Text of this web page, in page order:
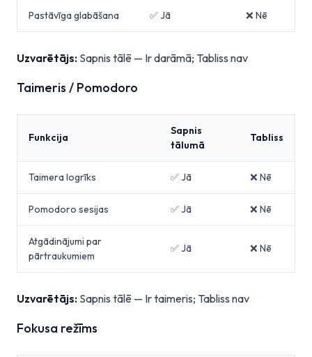
Pastāvīga glabāšana ✅ Jā ❌ Nē
Uzvarētājs: Sapnis tālē — Ir darāmā; Tabliss nav
Taimeris / Pomodoro
Funkcija
Sapnis
tālumā
Tabliss
Taimera logrīks ✅ Jā ❌ Nē
Pomodoro sesijas ✅ Jā ❌ Nē
Atgādinājumi par
pārtraukumiem
✅ Jā ❌ Nē
Uzvarētājs: Sapnis tālē — Ir taimeris; Tabliss nav
Fokusa režīms